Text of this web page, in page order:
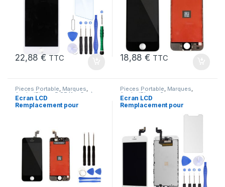
22,88€ TTC 18,88€ TTC
Pieces Portable, Marques,
Apple iPhone 5 SE (1er Gen)
Ecran LCD
Remplacement pour
Pieces Portable, Marques,
Apple iPhone 6s
Ecran LCD
Remplacement pour